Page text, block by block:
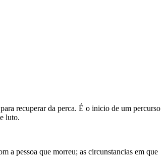
recuperar da perca. É o inicio de um percurso
luto.
a pessoa que morreu; as circunstancias em que